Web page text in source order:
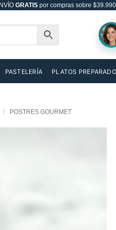
GRATISpor compras sobre
PASTELERÍA PLATOS
/ POSTRES GOURMET